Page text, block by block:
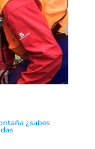
¿sabes